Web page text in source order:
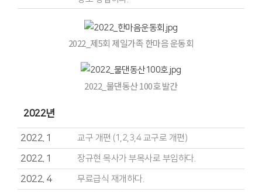
2022년
2022. 1 교구 개편 (1,2,3,4 교구로 개편)
2022. 1 장규현 목사가 부목사로 부임하다.
2022. 4 무료급식 재개하다.
2022_제5회 제일가족 한마음 운동회
2022_물댄동산 100호 발간